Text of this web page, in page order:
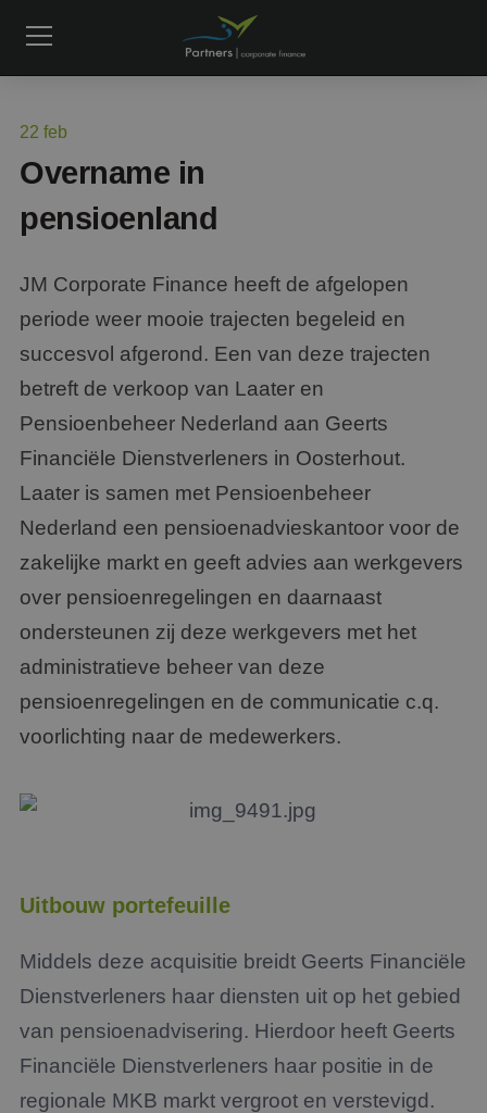
22 feb
Overname in
pensioenland
JM Corporate Finance heeft de afgelopen
periode weer mooie trajecten begeleid en
succesvol afgerond. Een van deze trajecten
betreft de verkoop van Laater en
Pensioenbeheer Nederland aan Geerts
Financiële Dienstverleners in Oosterhout.
Laater is samen met Pensioenbeheer
Nederland een pensioenadvieskantoor voor de
zakelijke markt en geeft advies aan werkgevers
over pensioenregelingen en daarnaast
ondersteunen zij deze werkgevers met het
administratieve beheer van deze
pensioenregelingen en de communicatie c.q.
voorlichting naar de medewerkers.
Uitbouw portefeuille
Middels deze acquisitie breidt Geerts Financiële
Dienstverleners haar diensten uit op het gebied
van pensioenadvisering. Hierdoor heeft Geerts
Financiële Dienstverleners haar positie in de
regionale MKB markt vergroot en verstevigd.